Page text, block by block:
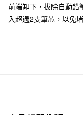
台新國際商業銀行
台灣樂天信用卡公司
運送方式
前端卸下，拔除自動鉛
入超過2支筆芯，以免